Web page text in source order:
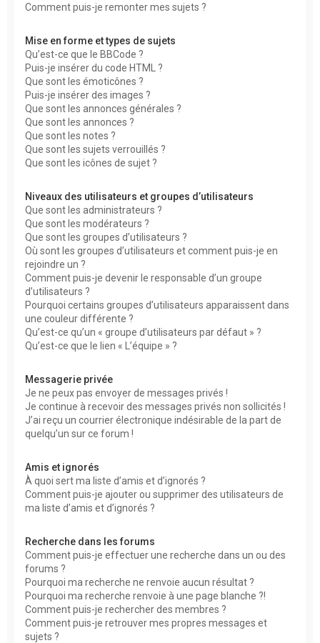
Comment puis-je remonter mes sujets ?
Mise en forme et types de sujets
Qu’est-ce que le BBCode ?
Puis-je insérer du code HTML ?
Que sont les émoticônes ?
Puis-je insérer des images ?
Que sont les annonces générales ?
Que sont les annonces ?
Que sont les notes ?
Que sont les sujets verrouillés ?
Que sont les icônes de sujet ?
Niveaux des utilisateurs et groupes d’utilisateurs
Que sont les administrateurs ?
Que sont les modérateurs ?
Que sont les groupes d’utilisateurs ?
Où sont les groupes d’utilisateurs et comment puis-je en
rejoindre un ?
Comment puis-je devenir le responsable d’un groupe
d’utilisateurs ?
Pourquoi certains groupes d’utilisateurs apparaissent dans
une couleur différente ?
Qu’est-ce qu’un « groupe d’utilisateurs par défaut » ?
Qu’est-ce que le lien « L’équipe » ?
Messagerie privée
Je ne peux pas envoyer de messages privés !
Je continue à recevoir des messages privés non sollicités !
J’ai reçu un courrier électronique indésirable de la part de
quelqu’un sur ce forum !
Amis et ignorés
À quoi sert ma liste d’amis et d’ignorés ?
Comment puis-je ajouter ou supprimer des utilisateurs de
ma liste d’amis et d’ignorés ?
Recherche dans les forums
Comment puis-je effectuer une recherche dans un ou des
forums ?
Pourquoi ma recherche ne renvoie aucun résultat ?
Pourquoi ma recherche renvoie à une page blanche ?!
Comment puis-je rechercher des membres ?
Comment puis-je retrouver mes propres messages et
sujets ?